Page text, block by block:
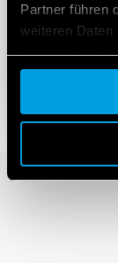
Partner führen
weiteren Daten
haben oder die
gesammelt
Cookie policy.